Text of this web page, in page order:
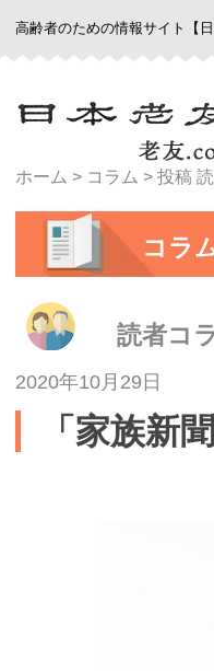
高齢者のための情報サイト【日
ホーム > コラム > 投稿
コラ
読者コ
2020年10月29日
「家族新